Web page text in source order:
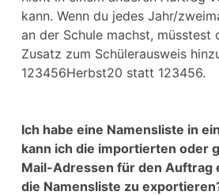
kann. Wenn du jedes Jahr/
an der Schule machst, müsstest
Zusatz zum Schülerausweis
123456Herbst20 statt 123456.
Ich habe eine Namensliste in
kann ich die importierten oder
Mail-Adressen für den Auftrag
die Namensliste zu